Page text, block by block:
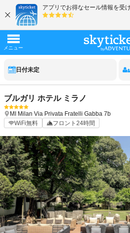
日付未定
ブルガリ ホテル ミラノ
MI Milan Via Privata Fratelli Gabba 7b
WiFi無料
フロント24時間